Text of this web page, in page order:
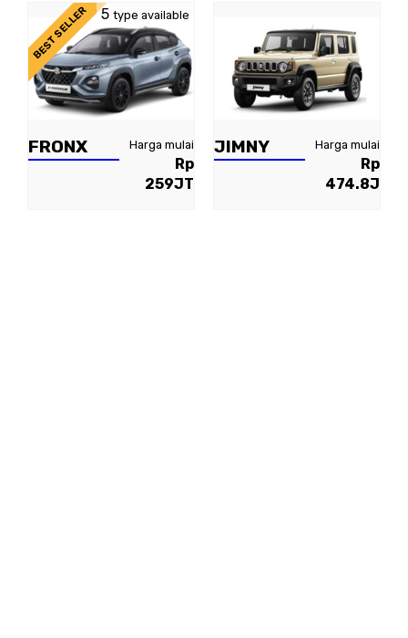
FRONX Harga mulai
Rp
259JT
BEST SELLER 5 type available
JIMNY Harga mulai
Rp
474.8J